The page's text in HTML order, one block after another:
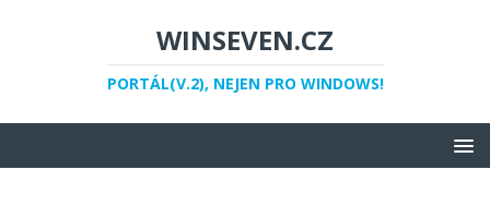
WINSEVEN.CZ
PORTÁL(V.2), NEJEN PRO WINDOWS!